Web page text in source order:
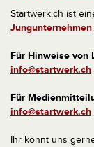
Startwerk.ch ist
Jungunternehmen.
Für Hinweise von
info@startwerk.ch
Für
info@startwerk.ch
Ihr könnt uns